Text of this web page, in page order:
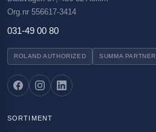
Org.nr 556617-3414
031-49 00 80
ROLAND AUTHORIZED SUMMA PARTNER
SORTIMENT